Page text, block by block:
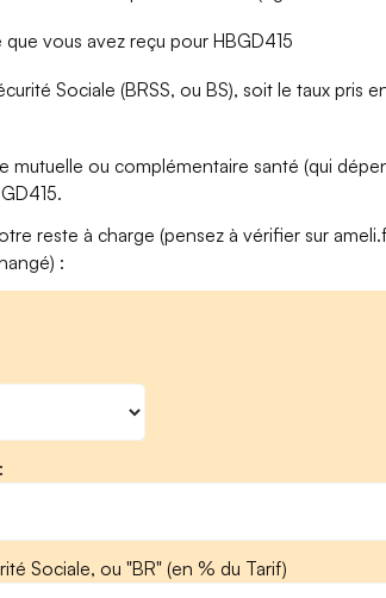
vous avez reçu pour HBGD415
Sociale (BRSS, ou BS), soit le taux pris
mutuelle ou complémentaire santé (qui
reste à charge (pensez à vérifier sur
:
Sociale, ou "BR" (en % du Tarif)